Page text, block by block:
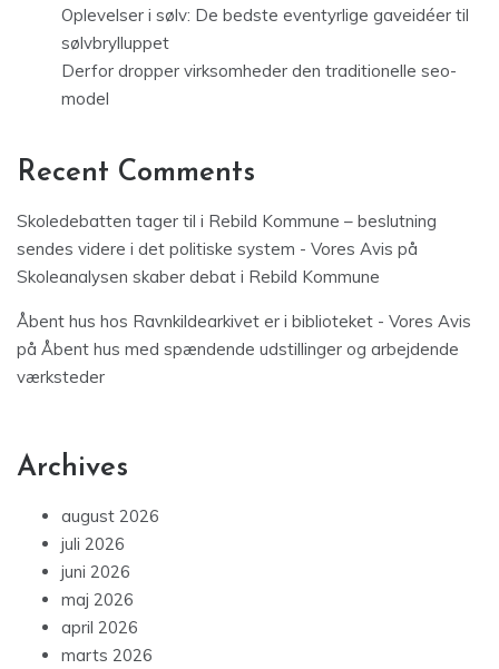
Oplevelser i sølv: De bedste eventyrlige gaveidéer til
sølvbrylluppet
Derfor dropper virksomheder den traditionelle seo-
model
Recent Comments
Skoledebatten tager til i Rebild Kommune – beslutning
sendes videre i det politiske system - Vores Avis på
Skoleanalysen skaber debat i Rebild Kommune
Åbent hus hos Ravnkildearkivet er i biblioteket - Vores Avis
på Åbent hus med spændende udstillinger og arbejdende
værksteder
Archives
august 2026
juli 2026
juni 2026
maj 2026
april 2026
marts 2026